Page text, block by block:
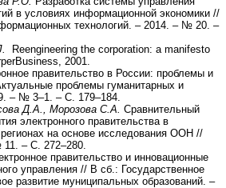
в условиях информационной экономики //
технологий. – 2014. – № 20. –
Reengineering the corporation: a manifesto
2001.
правительство в России: проблемы и
проблемы гуманитарных и
– № 3–1. – С. 179–184.
Д.А., Морозова С.А. Сравнительный
электронного правительства в
на основе исследования ООН //
– С. 272–280.
правительство и инновационные
управления // В сб.: Государственное
развитие муниципальных образований. –